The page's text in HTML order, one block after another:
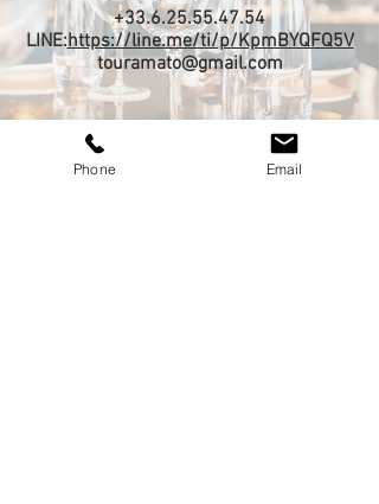
+33.6.25.55.47.54
LINE:https://line.me/ti/p/KpmBYQFQ5V
touramato@gmail.com
Phone Email